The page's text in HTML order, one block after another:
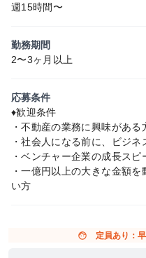
週15時間〜
勤務期間
2〜3ヶ月以上
応募条件
♦歓迎条件
・不動産の業務に興味がある
・社会人になる前に、ビジ
・ベンチャー企業の成長ス
・一億円以上の大きな金額
い方
face 定員あり：